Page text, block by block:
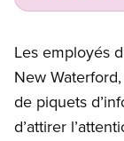
Les employés
New
de piquets
d’attirer